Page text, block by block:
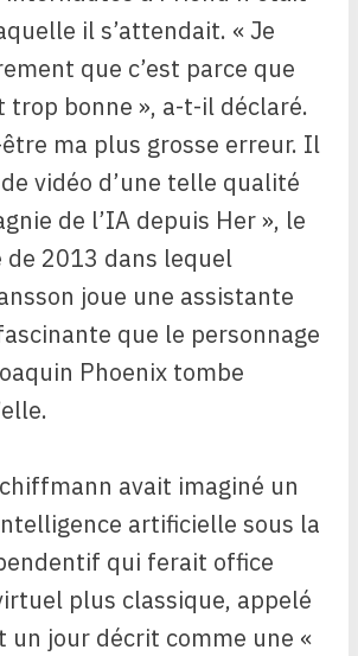
il s’attendait. « Je
que c’est parce que
trop bonne », a-t-il déclaré.
être ma plus grosse erreur. Il
de vidéo d’une telle qualité
de l’IA depuis Her », le
de 2013 dans lequel
joue une assistante
que le personnage
Phoenix tombe
avait imaginé un
artificielle sous la
qui ferait office
plus classique, appelé
un jour décrit comme une «